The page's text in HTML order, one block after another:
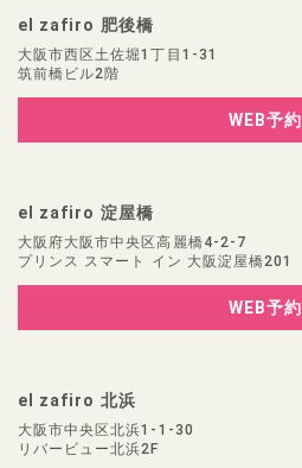
el zafiro 肥後橋
大阪市西区土佐堀1丁目1-31
筑前橋ビル2階
WEB予約
el zafiro 淀屋橋
大阪府大阪市中央区高麗橋4-2-7
プリンス スマート イン 大阪淀屋橋201
WEB予約
el zafiro 北浜
大阪市中央区北浜1-1-30
リバービュー北浜2F